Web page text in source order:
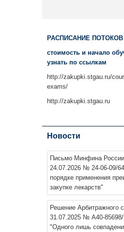
РАСПИСАНИЕ ПОТОКОВ
стоимость и начало
узнать по ссылкам
http://zakupki.stgau.ru/
exams/
http://zakupki.stgau.ru
Новости
Письмо Минфина
24.07.2026 № 24-06-09/
порядке применения
закупке лекарств"
Решение Арбитражного
31.07.2025 № А40-85698/
"Одного лишь